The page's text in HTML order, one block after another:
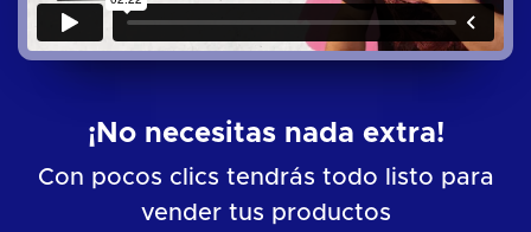
¡No necesitas nada extra!
Con pocos clics tendrás todo listo para
vender tus productos